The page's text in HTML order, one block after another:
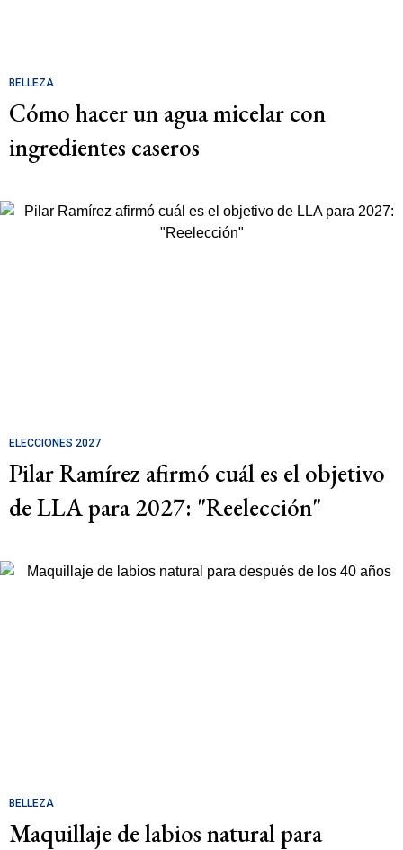
BELLEZA
Cómo hacer un agua micelar con
ingredientes caseros
ELECCIONES 2027
Pilar Ramírez afirmó cuál es el objetivo
de LLA para 2027: "Reelección"
BELLEZA
Maquillaje de labios natural para